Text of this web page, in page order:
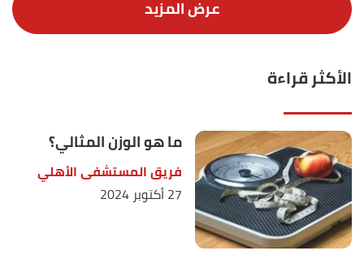
الأكثر قراءة
ما هو الوزن المثالي؟
فريق المستشفى الأهلي
27 أكتوبر 2024